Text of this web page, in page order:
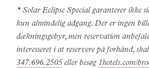
* Solar Eclipse Special garanterer ikke
kun almindelig adgang. Der er ingen
dækningsgebyr, men reservation
interesseret i at reservere på forhånd,
347.696.2505 eller besøg 1hotels.com/